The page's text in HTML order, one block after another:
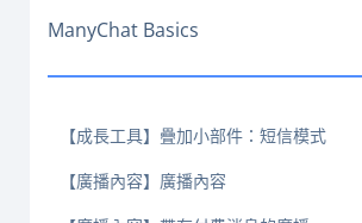
ManyChat Basics
【成長工具】疊加小部件：短信模式
【廣播內容】廣播內容